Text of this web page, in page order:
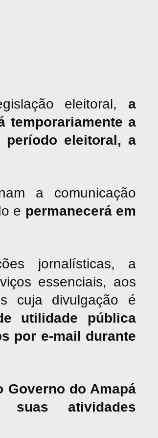
eleitoral, a
temporariamente a
eleitoral, a
a comunicação
e permanecerá em
jornalísticas, a
essenciais, aos
cuja divulgação é
utilidade pública
por e-mail durante
do Amapá
atividades